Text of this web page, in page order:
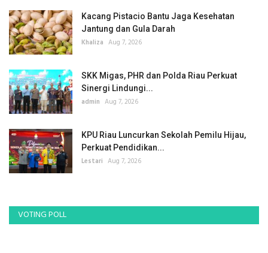
Kacang Pistacio Bantu Jaga Kesehatan
Jantung dan Gula Darah
Khaliza Aug 7, 2026
SKK Migas, PHR dan Polda Riau Perkuat
Sinergi Lindungi...
admin Aug 7, 2026
KPU Riau Luncurkan Sekolah Pemilu Hijau,
Perkuat Pendidikan...
Lestari Aug 7, 2026
VOTING POLL